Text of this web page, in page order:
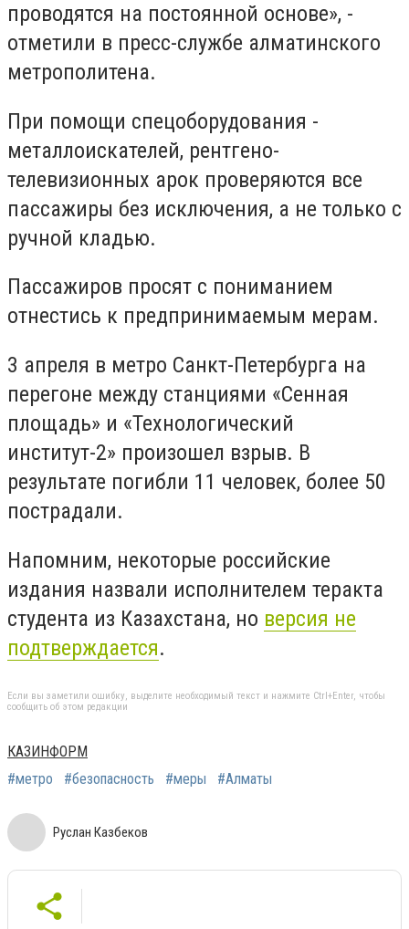
проводятся на постоянной основе», -
отметили в пресс-службе алматинского
метрополитена.
При помощи спецоборудования -
металлоискателей, рентгено-
телевизионных арок проверяются все
пассажиры без исключения, а не только с
ручной кладью.
Пассажиров просят с пониманием
отнестись к предпринимаемым мерам.
3 апреля в метро Санкт-Петербурга на
перегоне между станциями «Сенная
площадь» и «Технологический
институт-2» произошел взрыв. В
результате погибли 11 человек, более 50
пострадали.
Напомним, некоторые российские
издания назвали исполнителем теракта
студента из Казахстана, но версия не
подтверждается.
Если вы заметили ошибку, выделите необходимый текст и нажмите Ctrl+Enter, чтобы
сообщить об этом редакции
КАЗИНФОРМ
#метро
#безопасность #меры #Алматы
Руслан Казбеков